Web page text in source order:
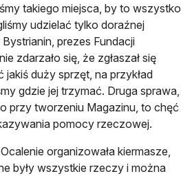
takiego miejsca, by to wszystko
udzielać tylko doraźnej
prezes Fundacji
zdarzało się, że zgłaszał się
jakiś duży sprzęt, na przykład
gdzie jej trzymać. Druga sprawa,
przy tworzeniu Magazinu, to chęć
pomocy rzeczowej.
organizowała kiermasze,
były wszystkie rzeczy i można